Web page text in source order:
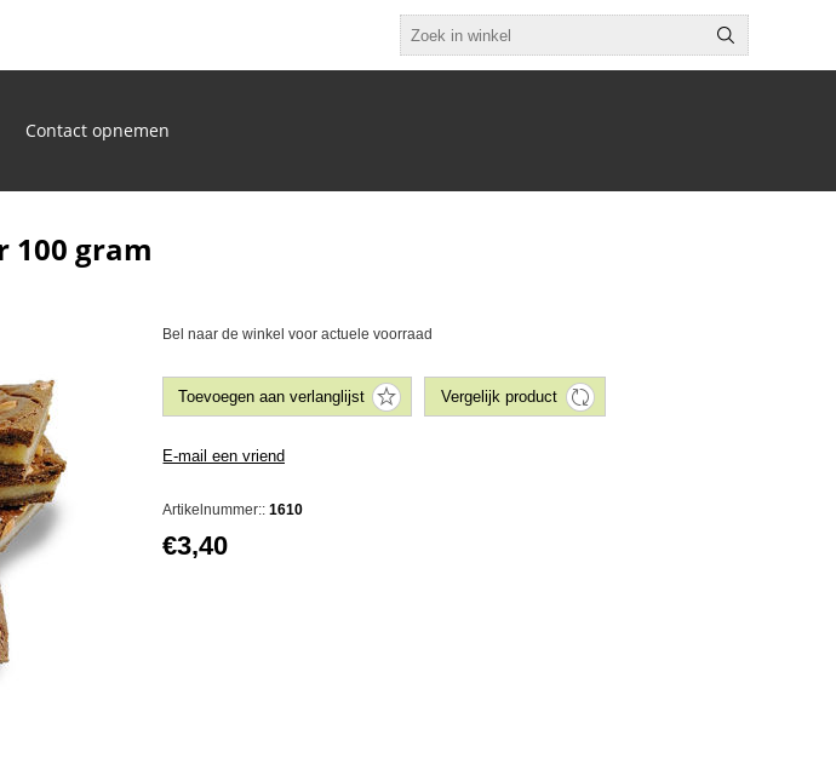
Contact opnemen
100 gram
Bel naar de winkel voor actuele voorraad
Artikelnummer:: 1610
€3,40